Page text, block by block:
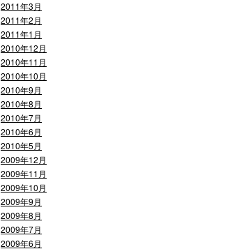
2011年3月
2011年2月
2011年1月
2010年12月
2010年11月
2010年10月
2010年9月
2010年8月
2010年7月
2010年6月
2010年5月
2009年12月
2009年11月
2009年10月
2009年9月
2009年8月
2009年7月
2009年6月